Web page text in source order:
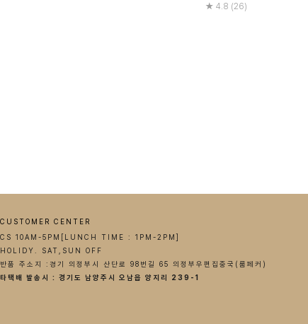
4.8 (26)
CUSTOMER CENTER
CS 10AM-5PM[LUNCH TIME : 1PM-2PM]
HOLIDY. SAT,SUN OFF
반품 주소지 :경기 의정부시 산단로 98번길 65 의정부우편집중국(룸페커)
타택배 발송시 : 경기도 남양주시 오남읍 양지리 239-1